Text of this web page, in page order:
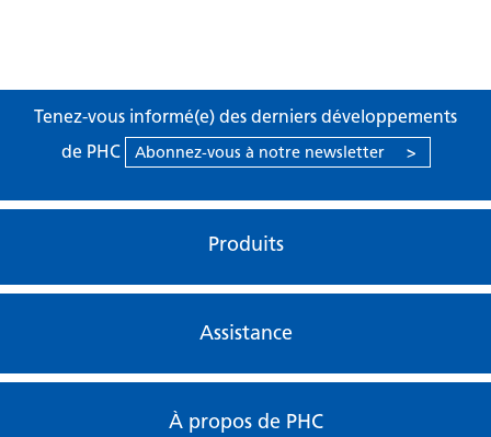
Tenez-vous informé(e) des derniers développements
de PHC
Abonnez-vous à notre newsletter >
Produits
Assistance
À propos de PHC